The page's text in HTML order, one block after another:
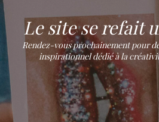
Le site se refait
Rendez-vous prochainement pour
inspirationnel dédié à la